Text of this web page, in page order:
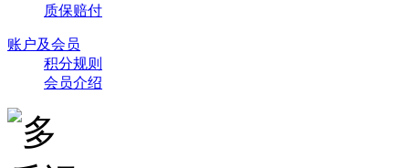
质保赔付
账户及会员
积分规则
会员介绍